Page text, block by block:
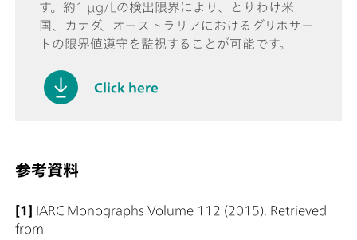
す。約1 µg/Lの検出限界により、とりわけ米
国、カナダ、オーストラリアにおけるグリホサー
トの限界値遵守を監視することが可能です。
Click here
参考資料
[1]
IARC Monographs Volume 112 (2015). Retrieved
from